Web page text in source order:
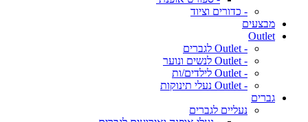
- כדורים וציוד
מבצעים
Outlet
- Outlet לגברים
- Outlet לנשים ונוער
- Outlet לילדים/ות
- Outlet נעלי תינוקות
גברים
נעליים לגברים